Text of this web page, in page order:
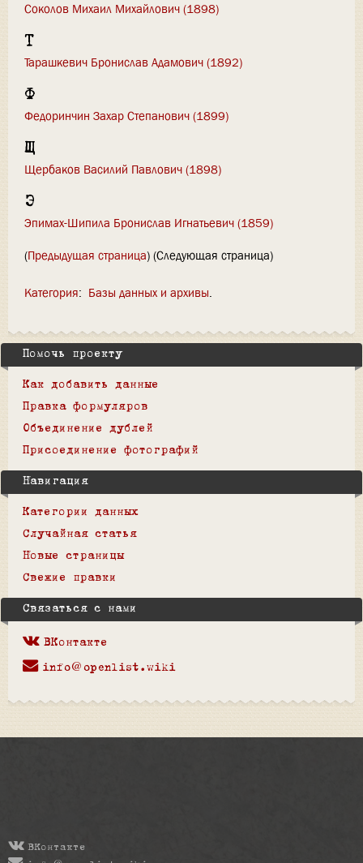
Соколов Михаил Михайлович (1898)
Т
Тарашкевич Бронислав Адамович (1892)
Ф
Федоринчин Захар Степанович (1899)
Щ
Щербаков Василий Павлович (1898)
Э
Эпимах-Шипила Бронислав Игнатьевич (1859)
(Предыдущая страница) (Следующая страница)
Категория: Базы данных и архивы
Помочь проекту
Как добавить данные
Правка формуляров
Объединение дублей
Присоединение фотографий
Навигация
Категории данных
Случайная статья
Новые страницы
Свежие правки
Связаться с нами
ВКонтакте
info@openlist.wiki
ВКонтакте